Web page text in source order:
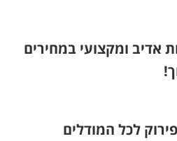
אדיב ומקצועי במחירים
לכל המודלים